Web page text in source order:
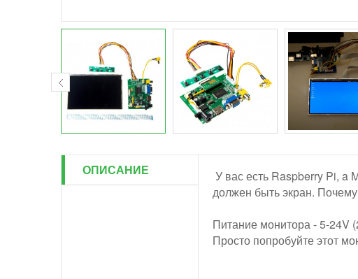
ОПИСАНИЕ
У вас есть Raspberry Pi, a
должен быть экран.
Питание монитора - 5-24V
Просто попробуйте этот